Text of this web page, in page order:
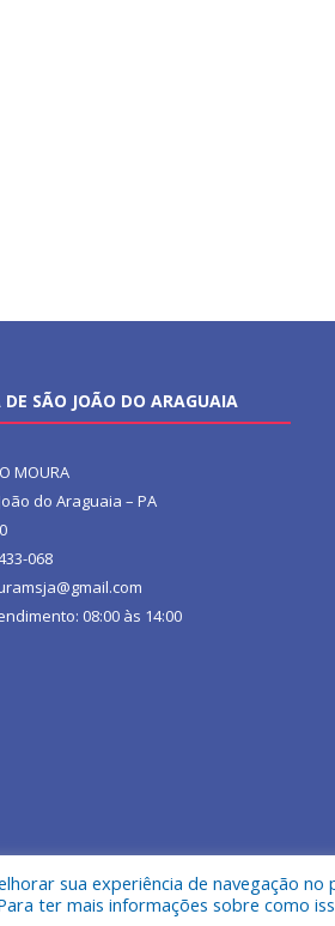
DE SÃO JOÃO DO ARAGUAIA
MOURA
do Araguaia – PA
068
08:00 às 14:00
reservados a Prefeitura Municipal de São
sua experiência de navegação
ter mais informações sobre como